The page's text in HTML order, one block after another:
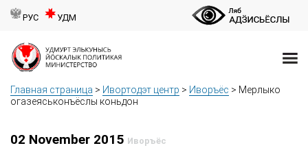
РУС УДМ
Главная страница > Ивортодэт центр > Иворъёс > Мерлыко
огазеяськонъёслы коньдон
02 November 2015 Иворъёс